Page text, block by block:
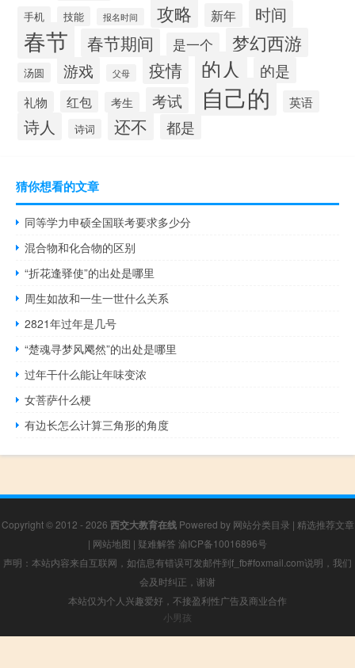
手机 技能 报名时间 攻略 新年 时间
春节 春节期间 是一个 梦幻西游
汤圆 游戏 父母 疫情 的人 的是
礼物 红包 考生 考试 自己的 英语
诗人 诗词 还不 都是
猜你想看的文章
同等学力申硕全国联考要求多少分
混合物和化合物的区别
“折花逢驿使”的出处是哪里
周生如故和一生一世什么关系
2821年过年是几号
“楚魂寻梦风飔然”的出处是哪里
过年干什么能让年味变浓
女菩萨什么梗
有边长怎么计算三角形的角度
Copyright © 2012 - 2026 西交大教育在线Powered by 网站分类目录 | 精选推荐文章
| 网站地图 | 疑难解答 渝ICP备10016896号
声明：本站内容来自互联网，如信息有错误可发邮件到f_fb#foxmail.com说明，我们
会及时纠正，谢谢
本站仅为个人兴趣爱好，不接盈利性广告及商业合作
小男孩